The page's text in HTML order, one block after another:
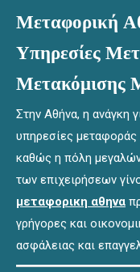
Μεταφορική
Υπηρεσίες
Μετακόμισης
Στην Αθήνα, η ανάγκη
υπηρεσίες μεταφοράς
καθώς η πόλη
των επιχειρήσεων
μεταφορικη αθηνα
γρήγορες και
ασφάλειας και